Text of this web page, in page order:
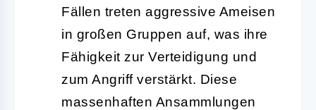
Fällen treten aggressive Ameisen
in großen Gruppen auf, was ihre
Fähigkeit zur Verteidigung und
zum Angriff verstärkt. Diese
massenhaften Ansammlungen